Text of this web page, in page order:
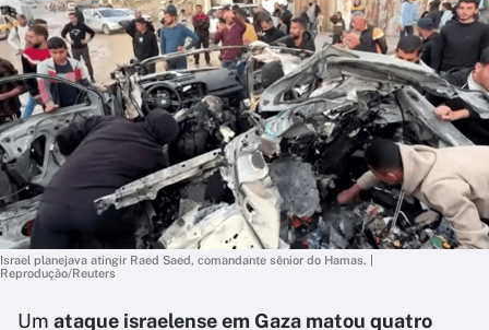
Israel planejava atingir Raed Saed, comandante sênior do Hamas. |
Reprodução/Reuters
Um ataque israelense em Gaza matou quatro